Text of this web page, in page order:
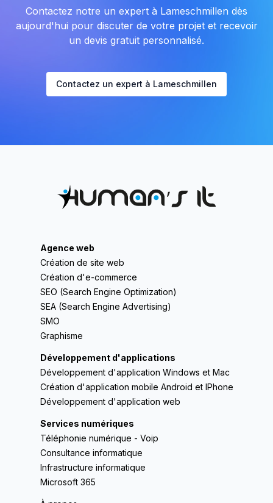
Contactez notre un expert à Lameschmillen dès
aujourd'hui pour discuter de votre projet et recevoir
un devis gratuit personnalisé.
Contactez un expert à Lameschmillen
Agence web
Création de site web
Création d'e-commerce
SEO (Search Engine Optimization)
SEA (Search Engine Advertising)
SMO
Graphisme
Développement d'applications
Développement d'application Windows et Mac
Création d'application mobile Android et IPhone
Développement d'application web
Services numériques
Téléphonie numérique - Voip
Consultance informatique
Infrastructure informatique
Microsoft 365